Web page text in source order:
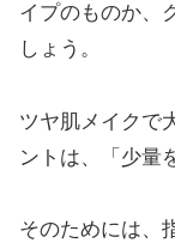
イプのものか、
しょう。
ツヤ肌メイクで
ントは、「少量
そのためには、